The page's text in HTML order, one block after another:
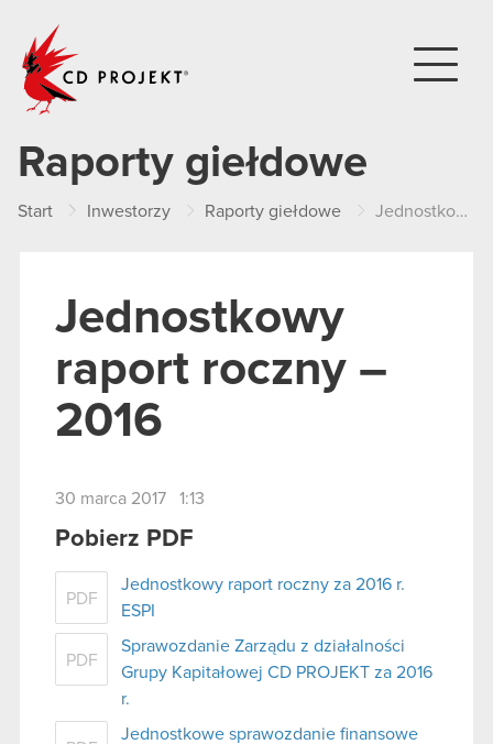
Raporty giełdowe
Start Inwestorzy Raporty giełdowe Jednostkowy raport roczny – 2016
Jednostkowy
raport roczny –
2016
30 marca 2017 1:13
Pobierz PDF
PDF
Jednostkowy raport roczny za 2016 r.
ESPI
PDF
Sprawozdanie Zarządu z działalności
Grupy Kapitałowej CD PROJEKT za 2016
r.
Jednostkowe sprawozdanie finansowe